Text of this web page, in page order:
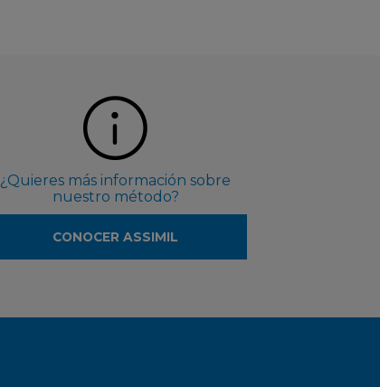
¿Quieres más información sobre
nuestro método?
CONOCER ASSIMIL